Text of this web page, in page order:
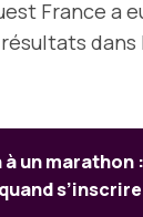
France a
un marathon
s’inscrire